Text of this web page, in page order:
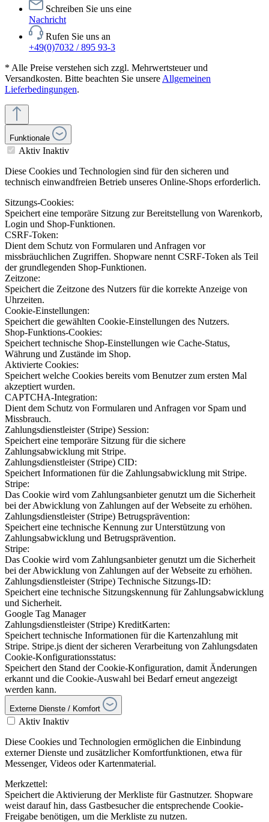
Schreiben Sie uns eine
Nachricht
Rufen Sie uns an
+49(0)7032 / 895 93-3
* Alle Preise verstehen sich zzgl. Mehrwertsteuer und
Versandkosten. Bitte beachten Sie unsere Allgemeinen
Lieferbedingungen.
Funktionale
Aktiv Inaktiv
Diese Cookies und Technologien sind für den sicheren und
technisch einwandfreien Betrieb unseres Online-Shops erforderlich.
Sitzungs-Cookies:
Speichert eine temporäre Sitzung zur Bereitstellung von Warenkorb,
Login und Shop-Funktionen.
CSRF-Token:
Dient dem Schutz von Formularen und Anfragen vor
missbräuchlichen Zugriffen. Shopware nennt CSRF-Token als Teil
der grundlegenden Shop-Funktionen.
Zeitzone:
Speichert die Zeitzone des Nutzers für die korrekte Anzeige von
Uhrzeiten.
Cookie-Einstellungen:
Speichert die gewählten Cookie-Einstellungen des Nutzers.
Shop-Funktions-Cookies:
Speichert technische Shop-Einstellungen wie Cache-Status,
Währung und Zustände im Shop.
Aktivierte Cookies:
Speichert welche Cookies bereits vom Benutzer zum ersten Mal
akzeptiert wurden.
CAPTCHA-Integration:
Dient dem Schutz von Formularen und Anfragen vor Spam und
Missbrauch.
Zahlungsdienstleister (Stripe) Session:
Speichert eine temporäre Sitzung für die sichere
Zahlungsabwicklung mit Stripe.
Zahlungsdienstleister (Stripe) CID:
Speichert Informationen für die Zahlungsabwicklung mit Stripe.
Stripe:
Das Cookie wird vom Zahlungsanbieter genutzt um die Sicherheit
bei der Abwicklung von Zahlungen auf der Webseite zu erhöhen.
Zahlungsdienstleister (Stripe) Betrugsprävention:
Speichert eine technische Kennung zur Unterstützung von
Zahlungsabwicklung und Betrugsprävention.
Stripe:
Das Cookie wird vom Zahlungsanbieter genutzt um die Sicherheit
bei der Abwicklung von Zahlungen auf der Webseite zu erhöhen.
Zahlungsdienstleister (Stripe) Technische Sitzungs-ID:
Speichert eine technische Sitzungskennung für Zahlungsabwicklung
und Sicherheit.
Google Tag Manager
Zahlungsdienstleister (Stripe) KreditKarten:
Speichert technische Informationen für die Kartenzahlung mit
Stripe. Stripe.js dient der sicheren Verarbeitung von Zahlungsdaten
Cookie-Konfigurationsstatus:
Speichert den Stand der Cookie-Konfiguration, damit Änderungen
erkannt und die Cookie-Auswahl bei Bedarf erneut angezeigt
werden kann.
Externe Dienste / Komfort
Aktiv Inaktiv
Diese Cookies und Technologien ermöglichen die Einbindung
externer Dienste und zusätzlicher Komfortfunktionen, etwa für
Messenger, Videos oder Kartenmaterial.
Merkzettel:
Speichert die Aktivierung der Merkliste für Gastnutzer. Shopware
weist darauf hin, dass Gastbesucher die entsprechende Cookie-
Freigabe benötigen, um die Merkliste zu nutzen.